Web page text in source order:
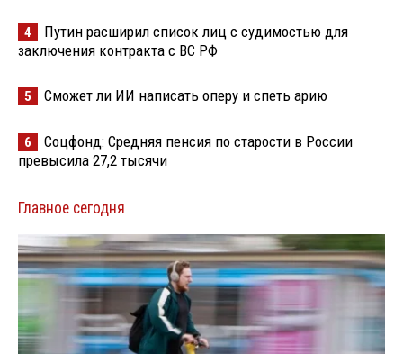
4
Путин расширил список лиц с судимостью для
заключения контракта с ВС РФ
5 Сможет ли ИИ написать оперу и спеть арию
6
Соцфонд: Средняя пенсия по старости в России
превысила 27,2 тысячи
Главное сегодня